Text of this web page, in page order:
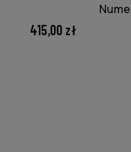
415,00 zł